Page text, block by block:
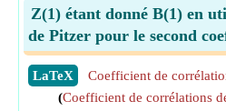
Z(1) étant donné B(1) en
de Pitzer pour le second
​LaTeX Coefficient de
(Coefficient de corrélations